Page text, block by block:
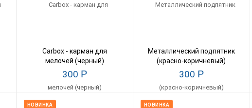
Carbox - карман для
мелочей (черный)
300 Р
Металлический подпятник
(красно-коричневый)
300 Р
НОВИНКА НОВИНКА